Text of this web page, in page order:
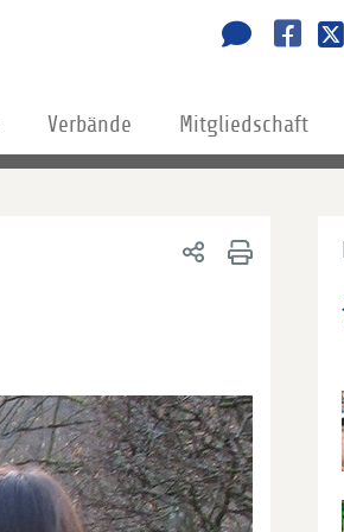
Verbände Mitgliedschaft